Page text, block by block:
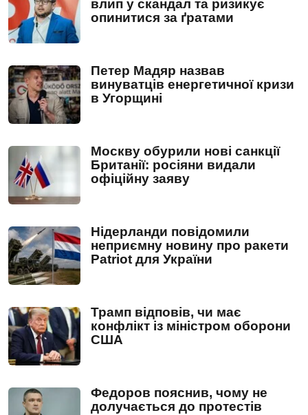
влип у скандал та ризикує
опинитися за ґратами
Петер Мадяр назвав
винуватців енергетичної кризи
в Угорщині
Москву обурили нові санкції
Британії: росіяни видали
офіційну заяву
Нідерланди повідомили
неприємну новину про ракети
Patriot для України
Трамп відповів, чи має
конфлікт із міністром оборони
США
Федоров пояснив, чому не
долучається до протестів